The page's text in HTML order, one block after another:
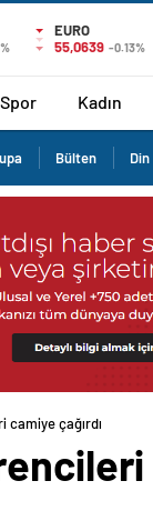
EURO
55,0639 -0.13%
Spor Kadın
Bülten Din
çağırdı